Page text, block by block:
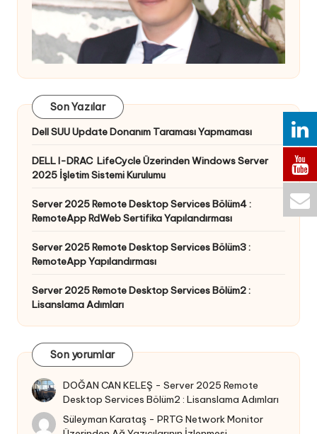
Son Yazılar
Dell SUU Update Donanım Taraması Yapmaması
DELL I-DRAC LifeCycle Üzerinden Windows Server
2025 İşletim Sistemi Kurulumu
Server 2025 Remote Desktop Services Bölüm4 :
RemoteApp RdWeb Sertifika Yapılandırması
Server 2025 Remote Desktop Services Bölüm3 :
RemoteApp Yapılandırması
Server 2025 Remote Desktop Services Bölüm2 :
Lisanslama Adımları
Son yorumlar
DOĞAN CAN KELEŞ -Server 2025 Remote
Desktop Services Bölüm2 : Lisanslama Adımları
Süleyman Karataş -PRTG Network Monitor